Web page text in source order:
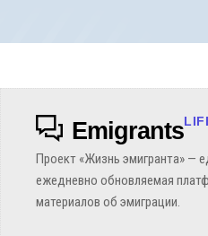
Emigrants
Проект «Жизнь эмигранта» —
ежедневно обновляемая
материалов об эмиграции.